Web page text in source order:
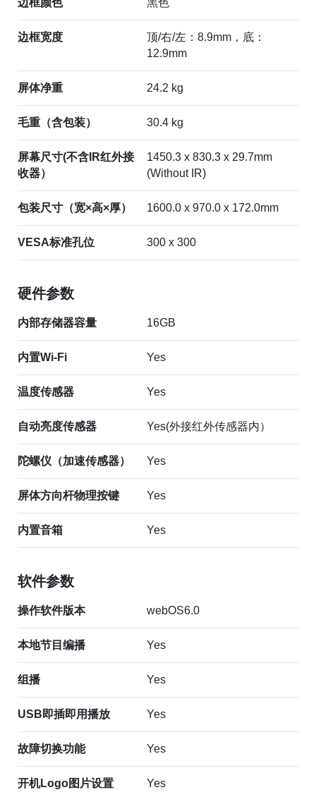
边框颜色 黑色
边框宽度
顶/右/左：8.9mm，底：
12.9mm
屏体净重 24.2 kg
毛重（含包装） 30.4 kg
屏幕尺寸(不含IR红外接
收器）
1450.3 x 830.3 x 29.7mm
(Without IR)
包装尺寸（宽×高×厚） 1600.0 x 970.0 x 172.0mm
VESA标准孔位 300 x 300
硬件参数
内部存储器容量 16GB
内置Wi-Fi Yes
温度传感器 Yes
自动亮度传感器 Yes(外接红外传感器内）
陀螺仪（加速传感器） Yes
屏体方向杆物理按键 Yes
内置音箱 Yes
软件参数
操作软件版本 webOS6.0
本地节目编播 Yes
组播 Yes
USB即插即用播放 Yes
故障切换功能 Yes
开机Logo图片设置 Yes